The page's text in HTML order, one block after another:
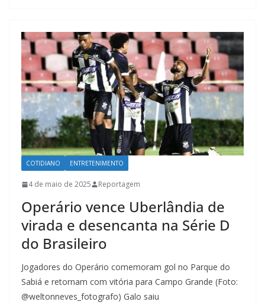
COTIDIANO ENTRETENIMENTO
4 de maio de 2025 Reportagem
Operário vence Uberlândia de
virada e desencanta na Série D
do Brasileiro
Jogadores do Operário comemoram gol no Parque do
Sabiá e retornam com vitória para Campo Grande (Foto:
@weltonneves_fotografo) Galo saiu